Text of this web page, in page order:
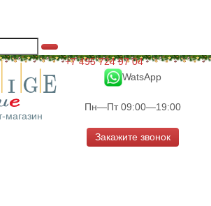
магазин
+7 495 724 97 04
WatsApp
Пн—Пт 09:00—19:00
Закажите звонок